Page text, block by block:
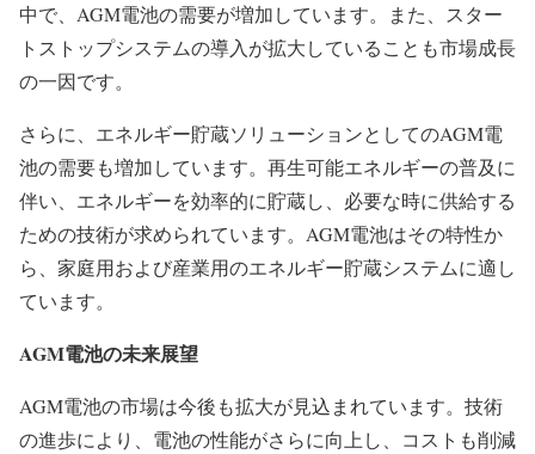
中で、AGM電池の需要が増加しています。また、スター
トストップシステムの導入が拡大していることも市場成長
の一因です。
さらに、エネルギー貯蔵ソリューションとしてのAGM電
池の需要も増加しています。再生可能エネルギーの普及に
伴い、エネルギーを効率的に貯蔵し、必要な時に供給する
ための技術が求められています。AGM電池はその特性か
ら、家庭用および産業用のエネルギー貯蔵システムに適し
ています。
AGM電池の未来展望
AGM電池の市場は今後も拡大が見込まれています。技術
の進歩により、電池の性能がさらに向上し、コストも削減